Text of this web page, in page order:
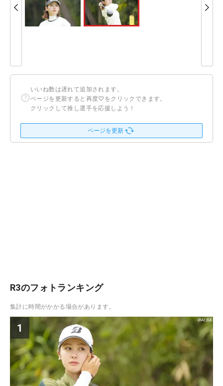
いいね数は遅れて追加されます。
ページを更新すると再度♡をクリックできます。
クリックして推し選手を応援しよう！
ページを更新
R3のフォトランキング
集計に時間がかかる場合があります。
1